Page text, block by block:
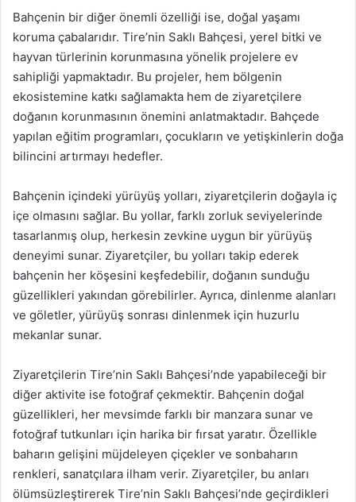
Bahçenin bir diğer önemli özelliği ise, doğal yaşamı
koruma çabalarıdır. Tire’nin Saklı Bahçesi, yerel bitki ve
hayvan türlerinin korunmasına yönelik projelere ev
sahipliği yapmaktadır. Bu projeler, hem bölgenin
ekosistemine katkı sağlamakta hem de ziyaretçilere
doğanın korunmasının önemini anlatmaktadır. Bahçede
yapılan eğitim programları, çocukların ve yetişkinlerin doğa
bilincini artırmayı hedefler.
Bahçenin içindeki yürüyüş yolları, ziyaretçilerin doğayla iç
içe olmasını sağlar. Bu yollar, farklı zorluk seviyelerinde
tasarlanmış olup, herkesin zevkine uygun bir yürüyüş
deneyimi sunar. Ziyaretçiler, bu yolları takip ederek
bahçenin her köşesini keşfedebilir, doğanın sunduğu
güzellikleri yakından görebilirler. Ayrıca, dinlenme alanları
ve göletler, yürüyüş sonrası dinlenmek için huzurlu
mekanlar sunar.
Ziyaretçilerin Tire’nin Saklı Bahçesi’nde yapabileceği bir
diğer aktivite ise fotoğraf çekmektir. Bahçenin doğal
güzellikleri, her mevsimde farklı bir manzara sunar ve
fotoğraf tutkunları için harika bir fırsat yaratır. Özellikle
baharın gelişini müjdeleyen çiçekler ve sonbaharın
renkleri, sanatçılara ilham verir. Ziyaretçiler, bu anları
ölümsüzleştirerek Tire’nin Saklı Bahçesi’nde geçirdikleri